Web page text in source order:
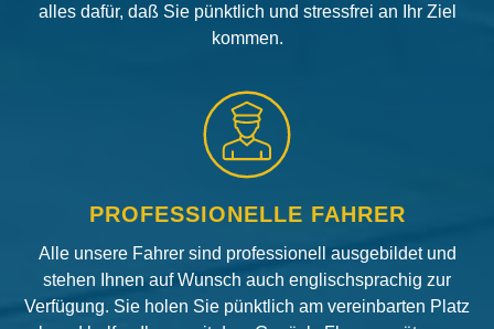
alles dafür, daß Sie pünktlich und stressfrei an Ihr Ziel
kommen.
PROFESSIONELLE FAHRER
Alle unsere Fahrer sind professionell ausgebildet und
stehen Ihnen auf Wunsch auch englischsprachig zur
Verfügung. Sie holen Sie pünktlich am vereinbarten Platz